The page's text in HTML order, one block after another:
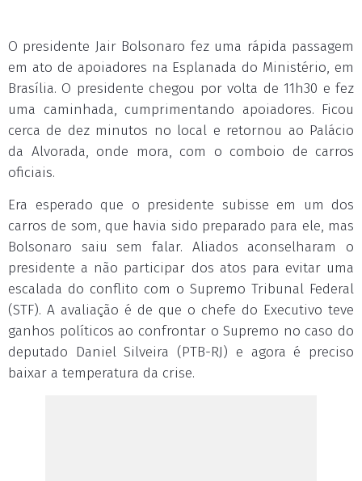
O presidente Jair Bolsonaro fez uma rápida passagem
em ato de apoiadores na Esplanada do Ministério, em
Brasília. O presidente chegou por volta de 11h30 e fez
uma caminhada, cumprimentando apoiadores. Ficou
cerca de dez minutos no local e retornou ao Palácio
da Alvorada, onde mora, com o comboio de carros
oficiais.
Era esperado que o presidente subisse em um dos
carros de som, que havia sido preparado para ele, mas
Bolsonaro saiu sem falar. Aliados aconselharam o
presidente a não participar dos atos para evitar uma
escalada do conflito com o Supremo Tribunal Federal
(STF). A avaliação é de que o chefe do Executivo teve
ganhos políticos ao confrontar o Supremo no caso do
deputado Daniel Silveira (PTB-RJ) e agora é preciso
baixar a temperatura da crise.